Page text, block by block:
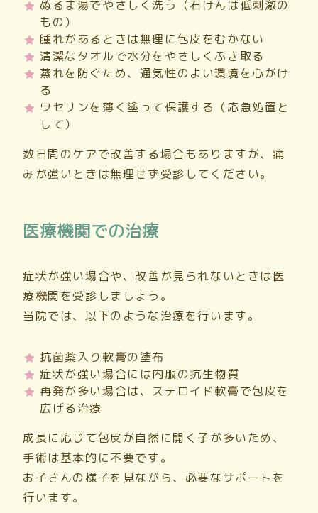
ぬるま湯でやさしく洗う（石けんは低刺激の
もの）
腫れがあるときは無理に包皮をむかない
清潔なタオルで水分をやさしくふき取る
蒸れを防ぐため、通気性のよい環境を心がけ
る
ワセリンを薄く塗って保護する（応急処置と
して）
数日間のケアで改善する場合もありますが、痛
みが強いときは無理せず受診してください。
医療機関での治療
症状が強い場合や、改善が見られないときは医
療機関を受診しましょう。
当院では、以下のような治療を行います。
抗菌薬入り軟膏の塗布
症状が強い場合には内服の抗生物質
再発が多い場合は、ステロイド軟膏で包皮を
広げる治療
成長に応じて包皮が自然に開く子が多いため、
手術は基本的に不要です。
お子さんの様子を見ながら、必要なサポートを
行います。